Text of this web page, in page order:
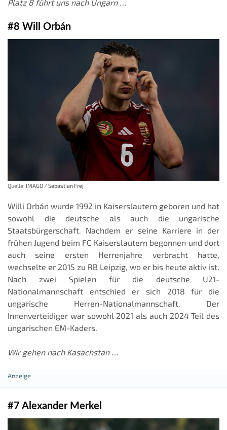
Platz 8 führt uns nach Ungarn …
#8 Will Orbán
Quelle: IMAGO / Sebastian Frej
Willi Orbán wurde 1992 in Kaiserslautern geboren und hat
sowohl die deutsche als auch die ungarische
Staatsbürgerschaft. Nachdem er seine Karriere in der
frühen Jugend beim FC Kaiserslautern begonnen und dort
auch seine ersten Herrenjahre verbracht hatte,
wechselte er 2015 zu RB Leipzig, wo er bis heute aktiv ist.
Nach zwei Spielen für die deutsche U21-
Nationalmannschaft entschied er sich 2018 für die
ungarische Herren-Nationalmannschaft. Der
Innenverteidiger war sowohl 2021 als auch 2024 Teil des
ungarischen EM-Kaders.
Wir gehen nach Kasachstan …
#7 Alexander Merkel